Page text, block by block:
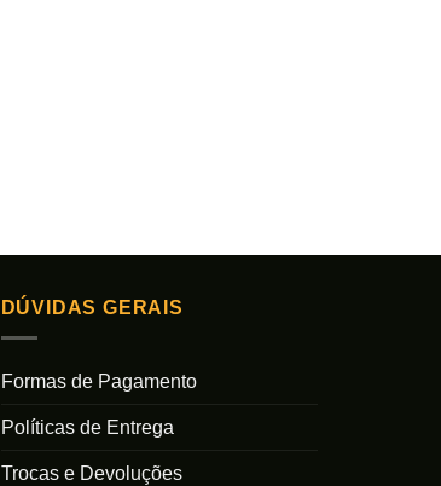
DÚVIDAS GERAIS
Formas de Pagamento
Políticas de Entrega
Trocas e Devoluções